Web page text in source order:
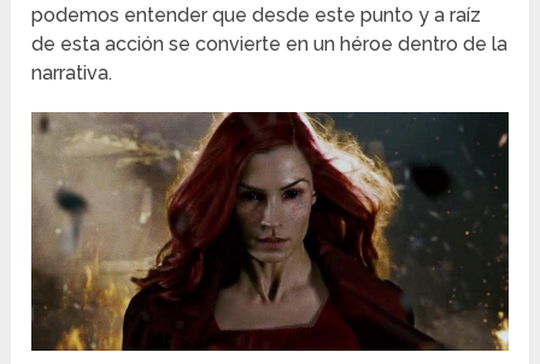
podemos entender que desde este punto y a raíz
de esta acción se convierte en un héroe dentro de la
narrativa.